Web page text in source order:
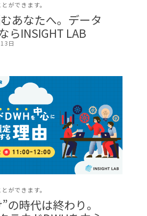
ができます。
あなたへ。データ
らINSIGHT LAB
日
ができます。
の時代は終わり。